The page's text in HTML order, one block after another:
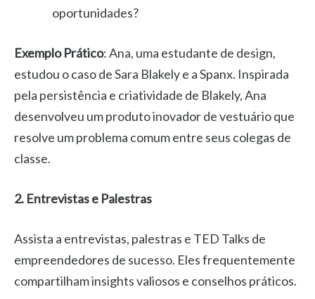
oportunidades?
Exemplo Prático: Ana, uma estudante de design,
estudou o caso de Sara Blakely e a Spanx. Inspirada
pela persistência e criatividade de Blakely, Ana
desenvolveu um produto inovador de vestuário que
resolve um problema comum entre seus colegas de
classe.
2. Entrevistas e Palestras
Assista a entrevistas, palestras e TED Talks de
empreendedores de sucesso. Eles frequentemente
compartilham insights valiosos e conselhos práticos.